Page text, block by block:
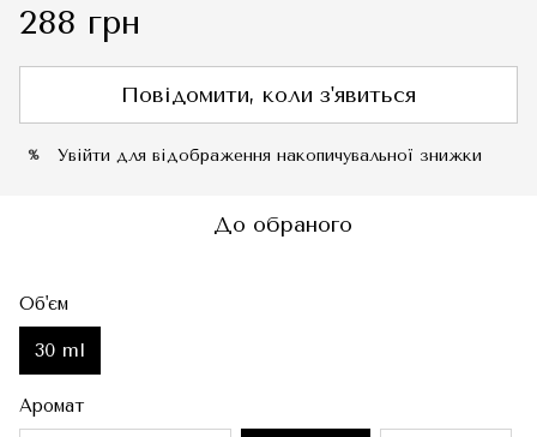
288 грн
Повідомити, коли з'явиться
% Увійти для відображення накопичувальної знижки
До обраного
Об'єм
30 ml
Аромат